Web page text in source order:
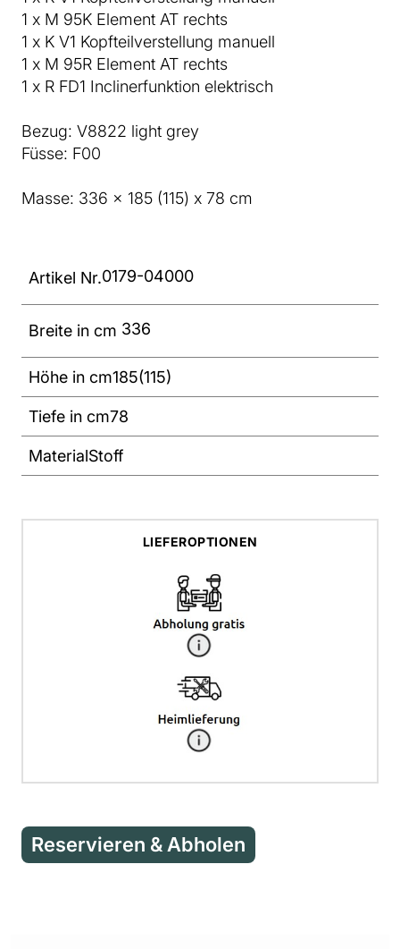
1 x M 95K Element AT rechts
1 x K V1 Kopfteilverstellung manuell
1 x M 95R Element AT rechts
1 x R FD1 Inclinerfunktion elektrisch
Bezug: V8822 light grey
Füsse: F00
Masse: 336 x 185 (115) x 78 cm
Artikel Nr.0179-04000
Breite in cm 336
Höhe in cm185(115)
Tiefe in cm78
MaterialStoff
LIEFEROPTIONEN
Reservieren & Abholen